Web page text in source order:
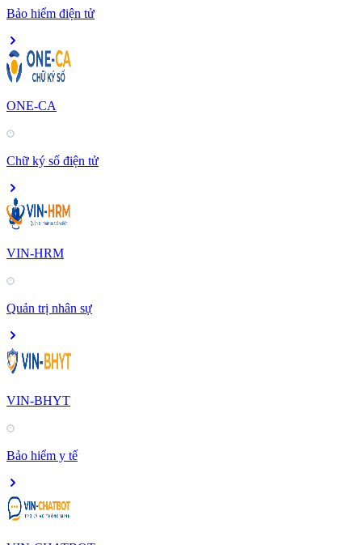
Bảo hiểm điện tử
ONE-CA
Chữ ký số điện tử
VIN-HRM
Quản trị nhân sự
VIN-BHYT
Bảo hiểm y tế